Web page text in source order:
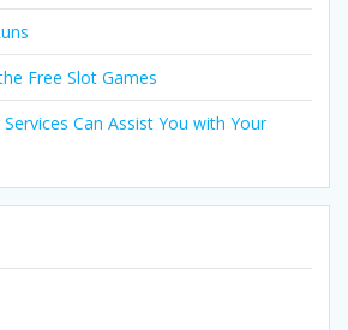
Free Slot Games
Can Assist You with Your